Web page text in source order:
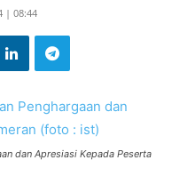
| 08:44
dan Apresiasi Kepada Peserta